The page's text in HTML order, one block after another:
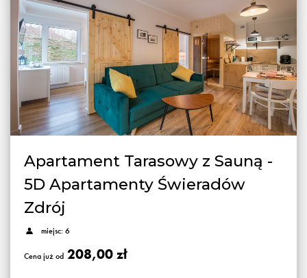
Apartament Tarasowy z Sauną -
5D Apartamenty Świeradów
Zdrój
miejsc: 6
Cena już od 208,00 zł